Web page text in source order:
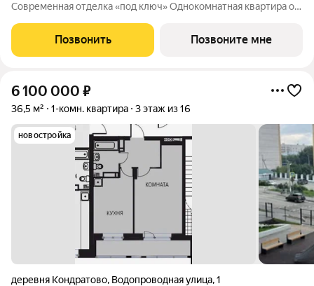
Современная отделка «под ключ» Однокомнатная квартира от
ЖК Андроновский находится в Индустриальном районе Перми
по адресу ул. 1-я
Позвонить Позвоните мне
6 100 000 ₽
36,5 м² 1-комн. квартира 3 этаж из 16
новостройка
деревня Кондратово, Водопроводная улица,1